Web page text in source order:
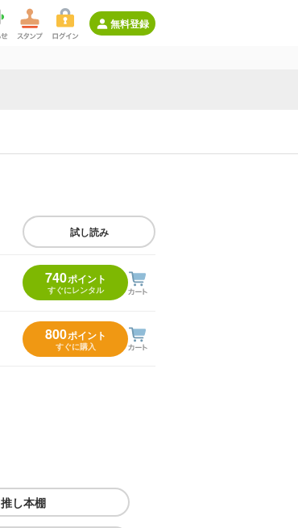
無料登録
試し読み
740ポイント
すぐにレンタル
800ポイント
すぐに購入
推し本棚